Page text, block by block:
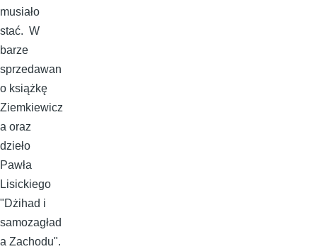
musiało
stać. W
barze
sprzedawan
o książkę
Ziemkiewicz
a oraz
dzieło
Pawła
Lisickiego
"Dżihad i
samozagład
a Zachodu".